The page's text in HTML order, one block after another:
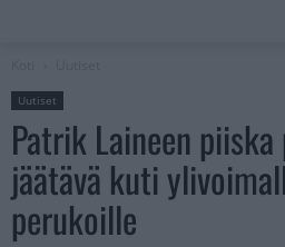
Uutiset
Patrik Laineen
jäätävä kuti
perukoille